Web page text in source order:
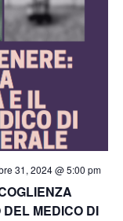
MEDICO DI
31, 2024 @ 5:00 pm